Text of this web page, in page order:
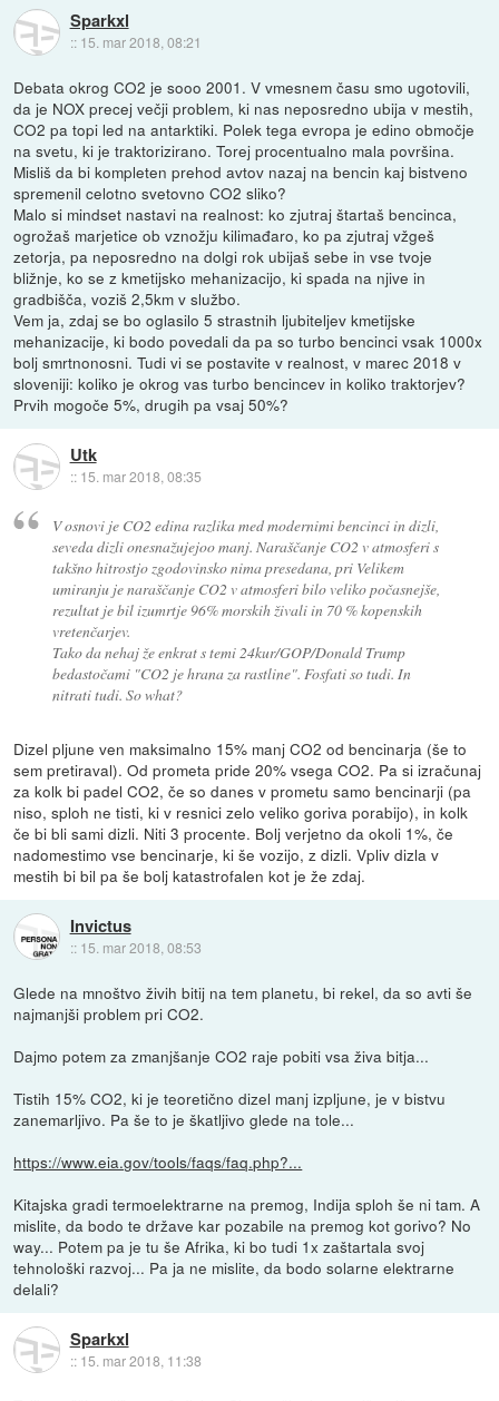
Sparkxl
:: 15. mar 2018, 08:21
Debata okrog CO2 je sooo 2001. V vmesnem času smo ugotovili,
da je NOX precej večji problem, ki nas neposredno ubija v mestih,
CO2 pa topi led na antarktiki. Polek tega evropa je edino območje
na svetu, ki je traktorizirano. Torej procentualno mala površina.
Misliš da bi kompleten prehod avtov nazaj na bencin kaj bistveno
spremenil celotno svetovno CO2 sliko?
Malo si mindset nastavi na realnost: ko zjutraj štartaš bencinca,
ogrožaš marjetice ob vznožju kilimađaro, ko pa zjutraj vžgeš
zetorja, pa neposredno na dolgi rok ubijaš sebe in vse tvoje
bližnje, ko se z kmetijsko mehanizacijo, ki spada na njive in
gradbišča, voziš 2,5km v službo.
Vem ja, zdaj se bo oglasilo 5 strastnih ljubiteljev kmetijske
mehanizacije, ki bodo povedali da pa so turbo bencinci vsak 1000x
bolj smrtnonosni. Tudi vi se postavite v realnost, v marec 2018 v
sloveniji: koliko je okrog vas turbo bencincev in koliko traktorjev?
Prvih mogoče 5%, drugih pa vsaj 50%?
Utk
:: 15. mar 2018, 08:35
V osnovi je CO2 edina razlika med modernimi bencinci in dizli,
seveda dizli onesnažujejoo manj. Naraščanje CO2 v atmosferi s
takšno hitrostjo zgodovinsko nima presedana, pri Velikem
umiranju je naraščanje CO2 v atmosferi bilo veliko počasnejše,
rezultat je bil izumrtje 96% morskih živali in 70 % kopenskih
vretenčarjev.
Tako da nehaj že enkrat s temi 24kur/GOP/Donald Trump
bedastočami "CO2 je hrana za rastline". Fosfati so tudi. In
nitrati tudi. So what?
Dizel pljune ven maksimalno 15% manj CO2 od bencinarja (še to
sem pretiraval). Od prometa pride 20% vsega CO2. Pa si izračunaj
za kolk bi padel CO2, če so danes v prometu samo bencinarji (pa
niso, sploh ne tisti, ki v resnici zelo veliko goriva porabijo), in kolk
če bi bli sami dizli. Niti 3 procente. Bolj verjetno da okoli 1%, če
nadomestimo vse bencinarje, ki še vozijo, z dizli. Vpliv dizla v
mestih bi bil pa še bolj katastrofalen kot je že zdaj.
Invictus
:: 15. mar 2018, 08:53
Glede na mnoštvo živih bitij na tem planetu, bi rekel, da so avti še
najmanjši problem pri CO2.
Dajmo potem za zmanjšanje CO2 raje pobiti vsa živa bitja...
Tistih 15% CO2, ki je teoretično dizel manj izpljune, je v bistvu
zanemarljivo. Pa še to je škatljivo glede na tole...
https://www.eia.gov/tools/faqs/faq.php?...
Kitajska gradi termoelektrarne na premog, Indija sploh še ni tam. A
mislite, da bodo te države kar pozabile na premog kot gorivo? No
way... Potem pa je tu še Afrika, ki bo tudi 1x zaštartala svoj
tehnološki razvoj... Pa ja ne mislite, da bodo solarne elektrarne
delali?
Sparkxl
:: 15. mar 2018, 11:38